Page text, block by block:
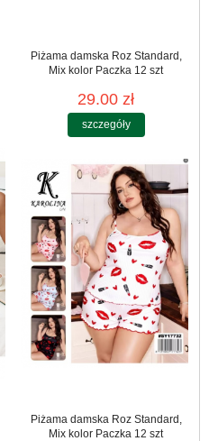
Piżama damska Roz Standard,
Mix kolor Paczka 12 szt
29.00 zł
szczegóły
Piżama damska Roz Standard,
Mix kolor Paczka 12 szt